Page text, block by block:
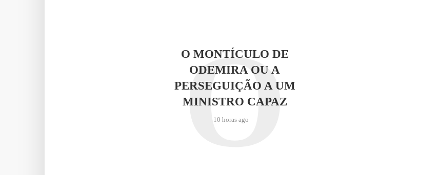
O MONTÍCULO DE
ODEMIRA OU A
PERSEGUIÇÃO A UM
MINISTRO CAPAZ
10 horas ago
O